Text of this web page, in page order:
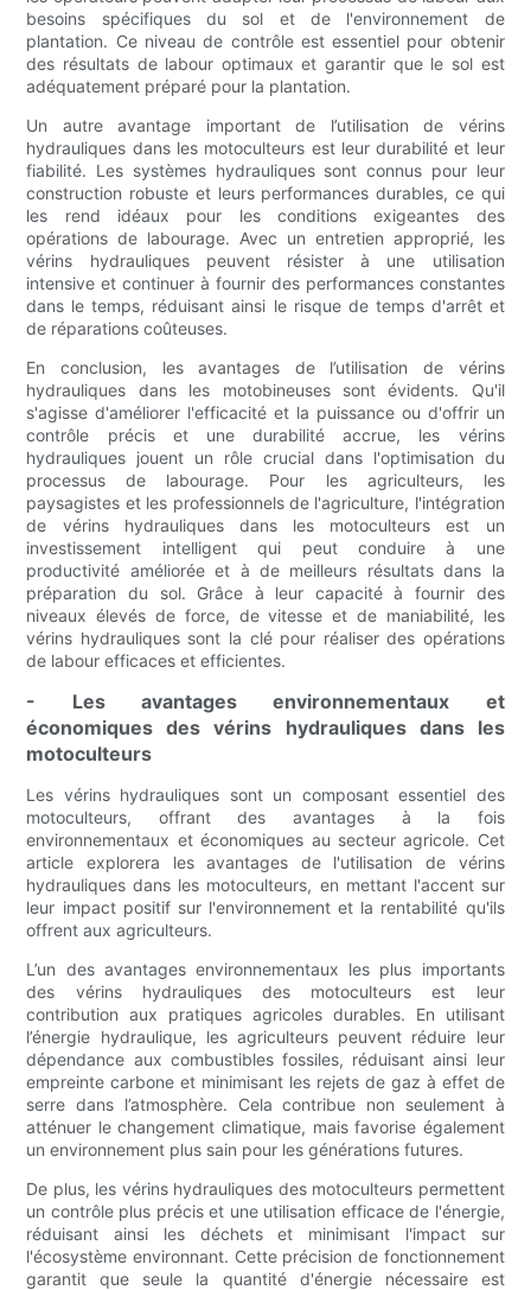
besoins spécifiques du sol et de l'environnement de
plantation. Ce niveau de contrôle est essentiel pour obtenir
des résultats de labour optimaux et garantir que le sol est
adéquatement préparé pour la plantation.
Un autre avantage important de l’utilisation de vérins
hydrauliques dans les motoculteurs est leur durabilité et leur
fiabilité. Les systèmes hydrauliques sont connus pour leur
construction robuste et leurs performances durables, ce qui
les rend idéaux pour les conditions exigeantes des
opérations de labourage. Avec un entretien approprié, les
vérins hydrauliques peuvent résister à une utilisation
intensive et continuer à fournir des performances constantes
dans le temps, réduisant ainsi le risque de temps d'arrêt et
de réparations coûteuses.
En conclusion, les avantages de l’utilisation de vérins
hydrauliques dans les motobineuses sont évidents. Qu'il
s'agisse d'améliorer l'efficacité et la puissance ou d'offrir un
contrôle précis et une durabilité accrue, les vérins
hydrauliques jouent un rôle crucial dans l'optimisation du
processus de labourage. Pour les agriculteurs, les
paysagistes et les professionnels de l'agriculture, l'intégration
de vérins hydrauliques dans les motoculteurs est un
investissement intelligent qui peut conduire à une
productivité améliorée et à de meilleurs résultats dans la
préparation du sol. Grâce à leur capacité à fournir des
niveaux élevés de force, de vitesse et de maniabilité, les
vérins hydrauliques sont la clé pour réaliser des opérations
de labour efficaces et efficientes.
- Les avantages environnementaux et
économiques des vérins hydrauliques dans les
motoculteurs
Les vérins hydrauliques sont un composant essentiel des
motoculteurs, offrant des avantages à la fois
environnementaux et économiques au secteur agricole. Cet
article explorera les avantages de l'utilisation de vérins
hydrauliques dans les motoculteurs, en mettant l'accent sur
leur impact positif sur l'environnement et la rentabilité qu'ils
offrent aux agriculteurs.
L’un des avantages environnementaux les plus importants
des vérins hydrauliques des motoculteurs est leur
contribution aux pratiques agricoles durables. En utilisant
l’énergie hydraulique, les agriculteurs peuvent réduire leur
dépendance aux combustibles fossiles, réduisant ainsi leur
empreinte carbone et minimisant les rejets de gaz à effet de
serre dans l’atmosphère. Cela contribue non seulement à
atténuer le changement climatique, mais favorise également
un environnement plus sain pour les générations futures.
De plus, les vérins hydrauliques des motoculteurs permettent
un contrôle plus précis et une utilisation efficace de l'énergie,
réduisant ainsi les déchets et minimisant l'impact sur
l'écosystème environnant. Cette précision de fonctionnement
garantit que seule la quantité d'énergie nécessaire est